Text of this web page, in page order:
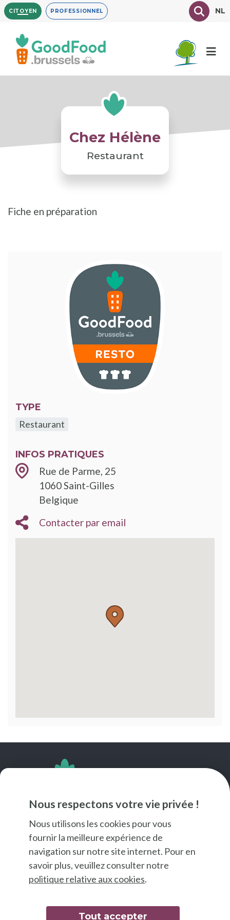
Nous respectons votre vie privée !
Nous utilisons les cookies pour vous
fournir la meilleure expérience de
navigation sur notre site internet. Pour en
savoir plus, veuillez consulter notre
politique relative aux cookies.
Tout accepter
Aller
au
contenu
principal
CITOYEN PROFESSIONNEL TexteNL
Chez Hélène
Restaurant
Fiche en préparation
TYPE
Restaurant
INFOS PRATIQUES
Rue de Parme, 25
1060Saint-Gilles
Belgique
Contacter par email